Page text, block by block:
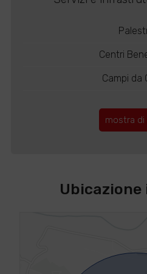
Centri
Campi da
mostra di